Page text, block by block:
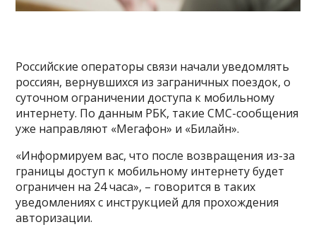
Российские операторы связи начали уведомлять
россиян, вернувшихся из заграничных поездок, о
суточном ограничении доступа к мобильному
интернету. По данным РБК, такие СМС-сообщения
уже направляют «Мегафон» и «Билайн».
«Информируем вас, что после возвращения из-за
границы доступ к мобильному интернету будет
ограничен на 24 часа», – говорится в таких
уведомлениях с инструкцией для прохождения
авторизации.